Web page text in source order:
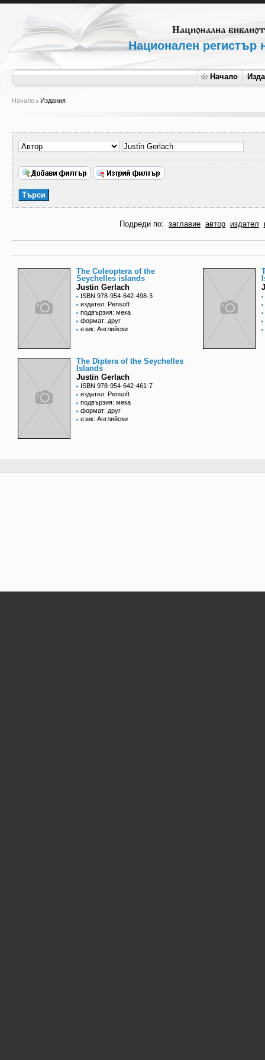
Национален регистър
Начало
Начало Издания
Подреди по: заглавие автор издател
The Coleoptera of the
Seychelles islands
Justin Gerlach
ISBN 978-954-642-498-3
издател: Pensoft
подвързия: мека
формат: друг
език: Английски
The Diptera of the Seychelles
Islands
Justin Gerlach
ISBN 978-954-642-461-7
издател: Pensoft
подвързия: мека
формат: друг
език: Английски